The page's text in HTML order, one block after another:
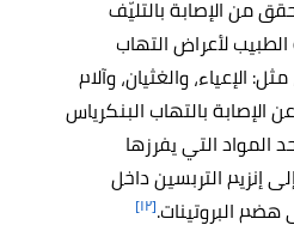
من الإصابة بالتليّف
لأعراض التهاب
الإعياء، والغثيان، وآلام
بالتهاب البنكرياس
المواد التي يفرزها
إنزيم التربسين داخل
هضم البروتينات.[١٢]